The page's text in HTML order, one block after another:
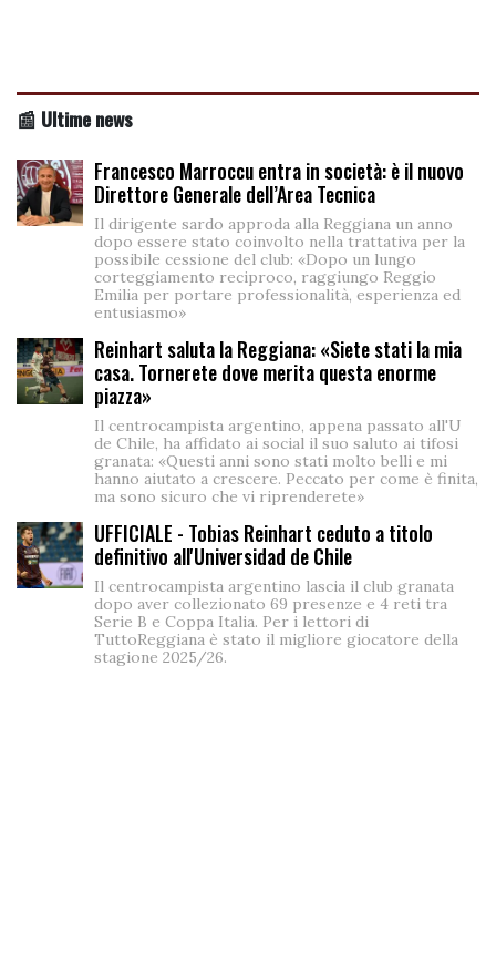
📰 Ultime news
Francesco Marroccu entra in società: è il nuovo
Direttore Generale dell’Area Tecnica
Il dirigente sardo approda alla Reggiana un anno
dopo essere stato coinvolto nella trattativa per la
possibile cessione del club: «Dopo un lungo
corteggiamento reciproco, raggiungo Reggio
Emilia per portare professionalità, esperienza ed
entusiasmo»
Reinhart saluta la Reggiana: «Siete stati la mia
casa. Tornerete dove merita questa enorme
piazza»
Il centrocampista argentino, appena passato all'U
de Chile, ha affidato ai social il suo saluto ai tifosi
granata: «Questi anni sono stati molto belli e mi
hanno aiutato a crescere. Peccato per come è finita,
ma sono sicuro che vi riprenderete»
UFFICIALE - Tobias Reinhart ceduto a titolo
definitivo all'Universidad de Chile
Il centrocampista argentino lascia il club granata
dopo aver collezionato 69 presenze e 4 reti tra
Serie B e Coppa Italia. Per i lettori di
TuttoReggiana è stato il migliore giocatore della
stagione 2025/26.